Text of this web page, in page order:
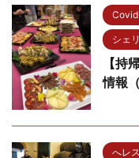
シェ
【持
情報
へレ